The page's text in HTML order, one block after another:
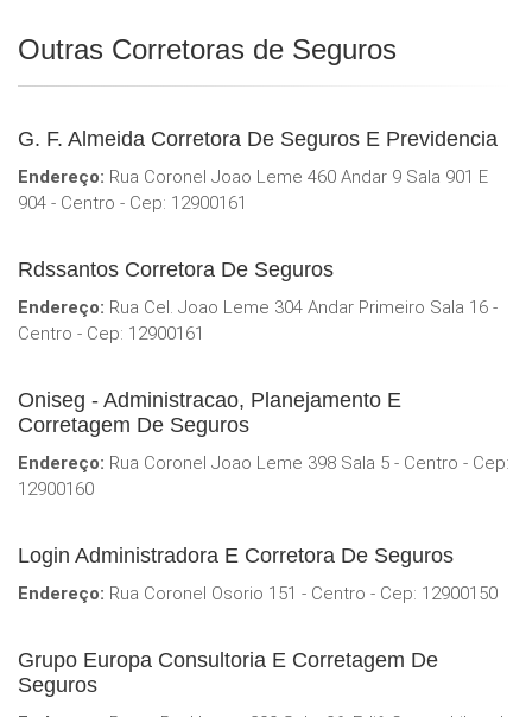
Outras Corretoras de Seguros
G. F. Almeida Corretora De Seguros E Previdencia
Endereço: Rua Coronel Joao Leme 460 Andar 9 Sala 901 E
904 - Centro - Cep: 12900161
Rdssantos Corretora De Seguros
Endereço: Rua Cel. Joao Leme 304 Andar Primeiro Sala 16 -
Centro - Cep: 12900161
Oniseg - Administracao, Planejamento E
Corretagem De Seguros
Endereço: Rua Coronel Joao Leme 398 Sala 5 - Centro - Cep:
12900160
Login Administradora E Corretora De Seguros
Endereço: Rua Coronel Osorio 151 - Centro - Cep: 12900150
Grupo Europa Consultoria E Corretagem De
Seguros